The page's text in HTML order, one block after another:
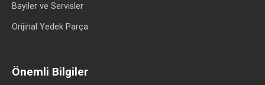
Bayiler ve Servisler
Orijinal Yedek Parça
Önemli Bilgiler